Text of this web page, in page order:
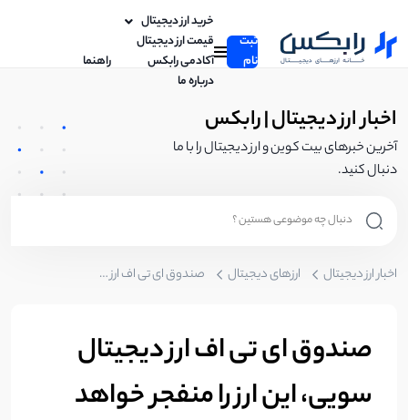
ثبت
نام
خرید ارز دیجیتال
قیمت ارز دیجیتال
آکادمی رابکس
راهنما
درباره ما
اخبار ارز دیجیتال | رابکس
آخرین خبرهای بیت کوین و ارز دیجیتال را با ما
دنبال کنید.
اخبار ارز دیجیتال ارزهای دیجیتال صندوق ای تی اف ارز دیجیتال سویی، این ارز را منفجر خواهد کرد؟
صندوق ای تی اف ارز دیجیتال
سویی، این ارز را منفجر خواهد